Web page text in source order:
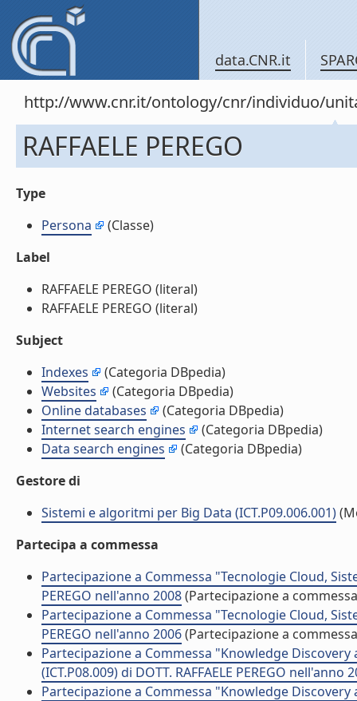
data.CNR.it
http://www.cnr.it/ontology/cnr/individuo/
RAFFAELE PEREGO
Type
Persona
(Classe)
Label
RAFFAELE PEREGO (literal)
RAFFAELE PEREGO (literal)
Subject
Indexes
(Categoria DBpedia)
Websites
(Categoria DBpedia)
Online databases
(Categoria DBpedia)
Internet search engines
(Categoria DBpedia)
Data search engines
(Categoria DBpedia)
Gestore di
Sistemi e algoritmi per Big Data (ICT.P09.006.001)
Partecipa a commessa
Partecipazione a Commessa "Tecnologie Cloud,
PEREGO nell'anno 2008(Partecipazione a
Partecipazione a Commessa "Tecnologie Cloud,
PEREGO nell'anno 2006(Partecipazione a
Partecipazione a Commessa "Knowledge
(ICT.P08.009) di DOTT. RAFFAELE PEREGO nell'anno
Partecipazione a Commessa "Knowledge